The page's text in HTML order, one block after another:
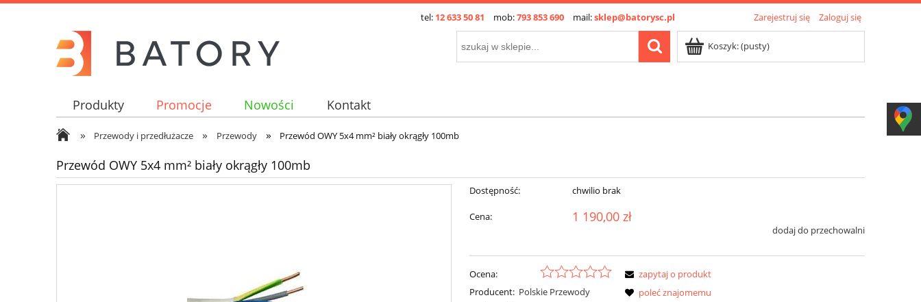
Zarejestruj się Zaloguj się
tel: 12 633 50 81 mob:793 853 690 mail:sklep@batorysc.pl
Koszyk:(pusty)
Produkty Promocje Nowości Kontakt
» Przewody i przedłużacze » Przewody » Przewód OWY 5x4 mm² biały okrągły 100mb
Przewód OWY 5x4 mm² biały okrągły 100mb
Dostępność: chwilio brak
Cena: 1 190,00 zł
dodaj do przechowalni
Ocena:
Producent: Polskie Przewody
zapytaj o produkt
poleć znajomemu